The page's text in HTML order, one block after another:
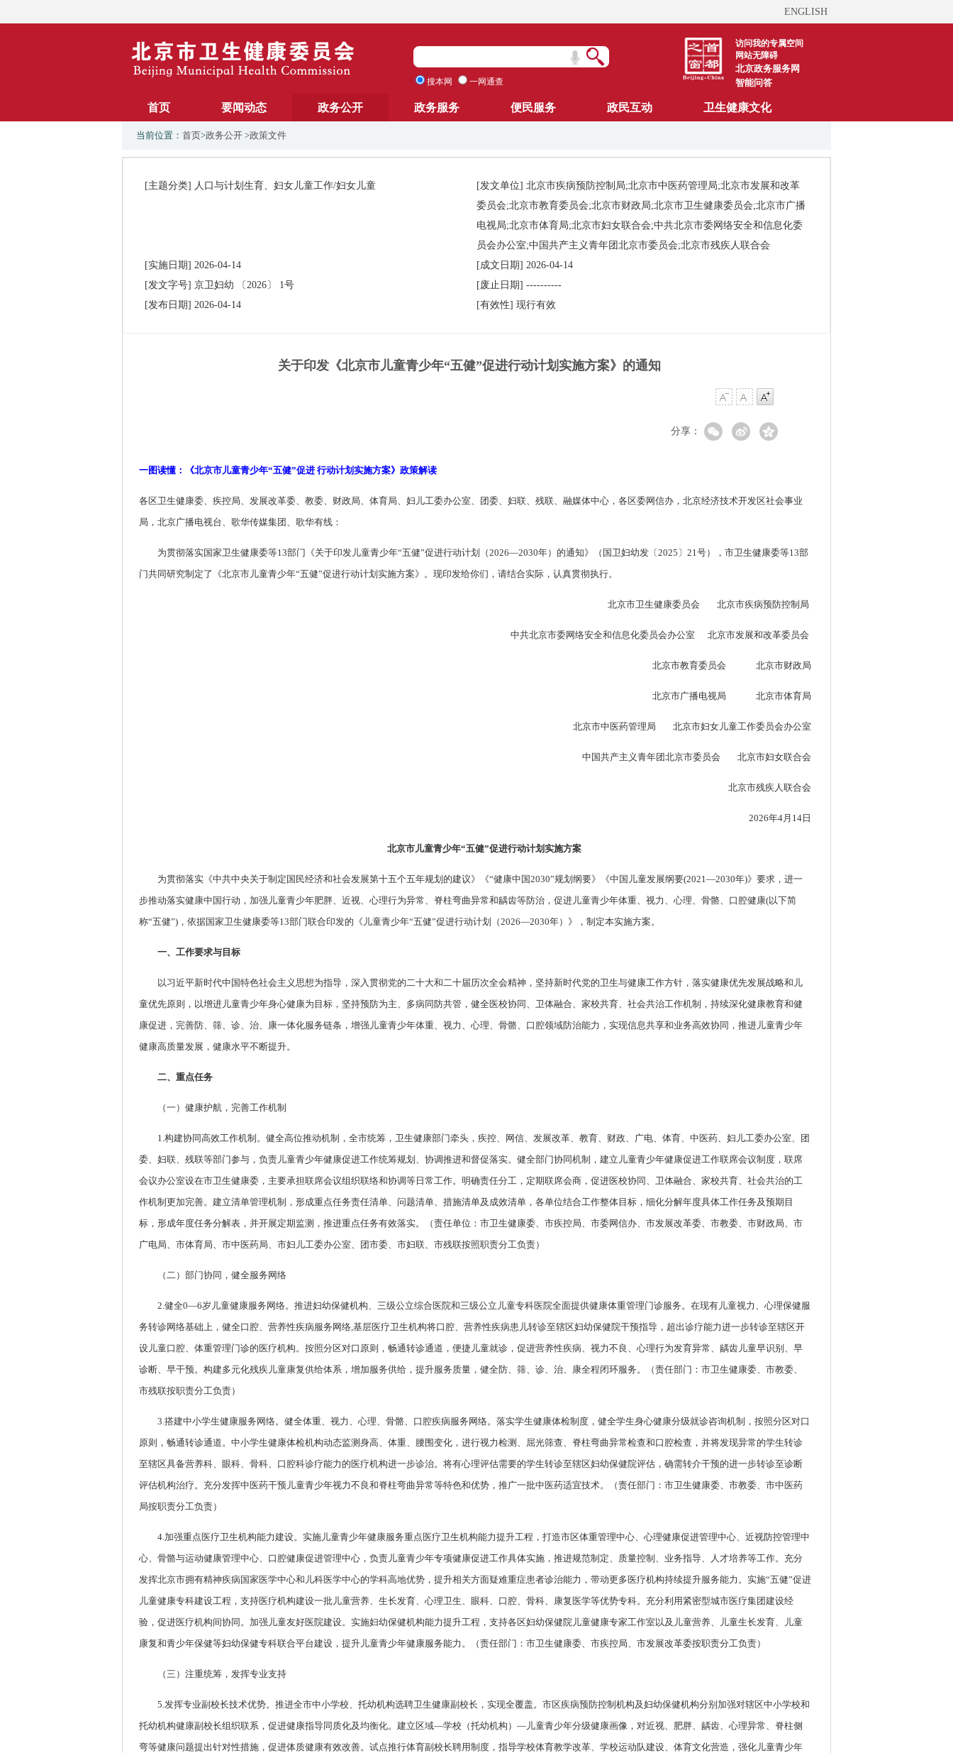
ENGLISH
访问我的专属空间
网站无障碍
北京政务服务网
智能问答
搜本网 一网通查
首页 要闻动态 政务公开 政务服务 便民服务 政民互动 卫生健康文化
当前位置： 首页>政务公开 >政策文件
[主题分类] 人口与计划生育、妇女儿童工作/妇女儿童 [发文单位] 北京市疾病预防控制局;北京市中医药管理局;北京市发展和改革
委员会;北京市教育委员会;北京市财政局;北京市卫生健康委员会;北京市广播
电视局;北京市体育局;北京市妇女联合会;中共北京市委网络安全和信息化委
员会办公室;中国共产主义青年团北京市委员会;北京市残疾人联合会
[实施日期] 2026-04-14 [成文日期] 2026-04-14
[发文字号] 京卫妇幼 〔2026〕 1号 [废止日期] ----------
[发布日期] 2026-04-14 [有效性] 现行有效
关于印发《北京市儿童青少年“五健”促进行动计划实施方案》的通知
分享：
一图读懂：《北京市儿童青少年“五健”促进 行动计划实施方案》政策解读
各区卫生健康委、疾控局、发展改革委、教委、财政局、体育局、妇儿工委办公室、团委、妇联、残联、融媒体中心，各区委网信办，北京经济技术开发区社会事业
局，北京广播电视台、歌华传媒集团、歌华有线：
为贯彻落实国家卫生健康委等13部门《关于印发儿童青少年“五健”促进行动计划（2026—2030年）的通知》（国卫妇幼发〔2025〕21号），市卫生健康委等13部
门共同研究制定了《北京市儿童青少年“五健”促进行动计划实施方案》。现印发给你们，请结合实际，认真贯彻执行。
北京市卫生健康委员会 北京市疾病预防控制局
中共北京市委网络安全和信息化委员会办公室 北京市发展和改革委员会
北京市教育委员会 北京市财政局
北京市广播电视局 北京市体育局
北京市中医药管理局 北京市妇女儿童工作委员会办公室
中国共产主义青年团北京市委员会 北京市妇女联合会
北京市残疾人联合会
2026年4月14日
北京市儿童青少年“五健”促进行动计划实施方案
为贯彻落实《中共中央关于制定国民经济和社会发展第十五个五年规划的建议》《“健康中国2030”规划纲要》《中国儿童发展纲要(2021—2030年)》要求，进一
步推动落实健康中国行动，加强儿童青少年肥胖、近视、心理行为异常、脊柱弯曲异常和龋齿等防治，促进儿童青少年体重、视力、心理、骨骼、口腔健康(以下简
称“五健”)，依据国家卫生健康委等13部门联合印发的《儿童青少年“五健”促进行动计划（2026—2030年）》，制定本实施方案。
一、工作要求与目标
以习近平新时代中国特色社会主义思想为指导，深入贯彻党的二十大和二十届历次全会精神，坚持新时代党的卫生与健康工作方针，落实健康优先发展战略和儿
童优先原则，以增进儿童青少年身心健康为目标，坚持预防为主、多病同防共管，健全医校协同、卫体融合、家校共育、社会共治工作机制，持续深化健康教育和健
康促进，完善防、筛、诊、治、康一体化服务链条，增强儿童青少年体重、视力、心理、骨骼、口腔领域防治能力，实现信息共享和业务高效协同，推进儿童青少年
健康高质量发展，健康水平不断提升。
二、重点任务
（一）健康护航，完善工作机制
1.构建协同高效工作机制。健全高位推动机制，全市统筹，卫生健康部门牵头，疾控、网信、发展改革、教育、财政、广电、体育、中医药、妇儿工委办公室、团
委、妇联、残联等部门参与，负责儿童青少年健康促进工作统筹规划、协调推进和督促落实。健全部门协同机制，建立儿童青少年健康促进工作联席会议制度，联席
会议办公室设在市卫生健康委，主要承担联席会议组织联络和协调等日常工作。明确责任分工，定期联席会商，促进医校协同、卫体融合、家校共育、社会共治的工
作机制更加完善。建立清单管理机制，形成重点任务责任清单、问题清单、措施清单及成效清单，各单位结合工作整体目标，细化分解年度具体工作任务及预期目
标，形成年度任务分解表，并开展定期监测，推进重点任务有效落实。（责任单位：市卫生健康委、市疾控局、市委网信办、市发展改革委、市教委、市财政局、市
广电局、市体育局、市中医药局、市妇儿工委办公室、团市委、市妇联、市残联按照职责分工负责）
（二）部门协同，健全服务网络
2.健全0—6岁儿童健康服务网络。推进妇幼保健机构、三级公立综合医院和三级公立儿童专科医院全面提供健康体重管理门诊服务。在现有儿童视力、心理保健服
务转诊网络基础上，健全口腔、营养性疾病服务网络,基层医疗卫生机构将口腔、营养性疾病患儿转诊至辖区妇幼保健院干预指导，超出诊疗能力进一步转诊至辖区开
设儿童口腔、体重管理门诊的医疗机构。按照分区对口原则，畅通转诊通道，便捷儿童就诊，促进营养性疾病、视力不良、心理行为发育异常、龋齿儿童早识别、早
诊断、早干预。构建多元化残疾儿童康复供给体系，增加服务供给，提升服务质量，健全防、筛、诊、治、康全程闭环服务。（责任部门：市卫生健康委、市教委、
市残联按职责分工负责）
3.搭建中小学生健康服务网络。健全体重、视力、心理、骨骼、口腔疾病服务网络。落实学生健康体检制度，健全学生身心健康分级就诊咨询机制，按照分区对口
原则，畅通转诊通道。中小学生健康体检机构动态监测身高、体重、腰围变化，进行视力检测、屈光筛查、脊柱弯曲异常检查和口腔检查，并将发现异常的学生转诊
至辖区具备营养科、眼科、骨科、口腔科诊疗能力的医疗机构进一步诊治。将有心理评估需要的学生转诊至辖区妇幼保健院评估，确需转介干预的进一步转诊至诊断
评估机构治疗。充分发挥中医药干预儿童青少年视力不良和脊柱弯曲异常等特色和优势，推广一批中医药适宜技术。（责任部门：市卫生健康委、市教委、市中医药
局按职责分工负责）
4.加强重点医疗卫生机构能力建设。实施儿童青少年健康服务重点医疗卫生机构能力提升工程，打造市区体重管理中心、心理健康促进管理中心、近视防控管理中
心、骨骼与运动健康管理中心、口腔健康促进管理中心，负责儿童青少年专项健康促进工作具体实施，推进规范制定、质量控制、业务指导、人才培养等工作。充分
发挥北京市拥有精神疾病国家医学中心和儿科医学中心的学科高地优势，提升相关方面疑难重症患者诊治能力，带动更多医疗机构持续提升服务能力。实施“五健”促进
儿童健康专科建设工程，支持医疗机构建设一批儿童营养、生长发育、心理卫生、眼科、口腔、骨科、康复医学等优势专科。充分利用紧密型城市医疗集团建设经
验，促进医疗机构间协同。加强儿童友好医院建设。实施妇幼保健机构能力提升工程，支持各区妇幼保健院儿童健康专家工作室以及儿童营养、儿童生长发育、儿童
康复和青少年保健等妇幼保健专科联合平台建设，提升儿童青少年健康服务能力。（责任部门：市卫生健康委、市疾控局、市发展改革委按职责分工负责）
（三）注重统筹，发挥专业支持
5.发挥专业副校长技术优势。推进全市中小学校、托幼机构选聘卫生健康副校长，实现全覆盖。市区疾病预防控制机构及妇幼保健机构分别加强对辖区中小学校和
托幼机构健康副校长组织联系，促进健康指导同质化及均衡化。建立区域—学校（托幼机构）—儿童青少年分级健康画像，对近视、肥胖、龋齿、心理异常、脊柱侧
弯等健康问题提出针对性措施，促进体质健康有效改善。试点推行体育副校长聘用制度，指导学校体育教学改革、学校运动队建设、体育文化营造，强化儿童青少年